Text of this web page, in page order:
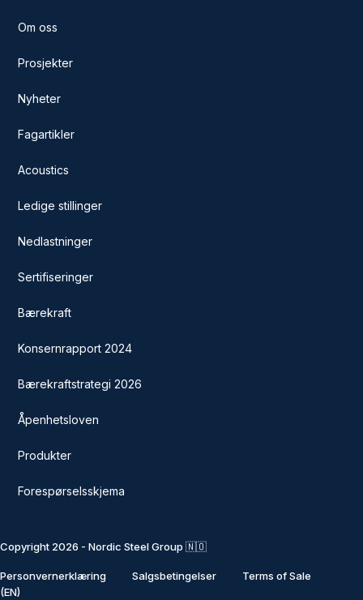
Om oss
Prosjekter
Nyheter
Fagartikler
Acoustics
Ledige stillinger
Nedlastninger
Sertifiseringer
Bærekraft
Konsernrapport 2024
Bærekraftstrategi 2026
Åpenhetsloven
Produkter
Forespørselsskjema
Copyright 2026 - Nordic Steel Group 🇳🇴
Personvernerklæring Salgsbetingelser
Terms of Sale
(EN)